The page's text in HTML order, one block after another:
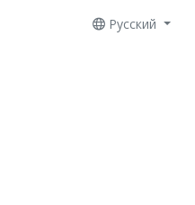
Русский